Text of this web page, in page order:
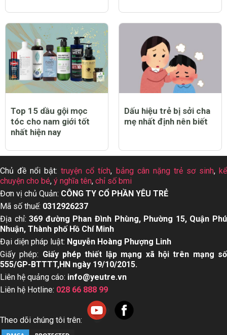
Top 15 dầu gội mọc
tóc cho nam giới tốt
nhất hiện nay
Dấu hiệu trẻ bị sởi cha
mẹ nhất định nên biết
Chủ đề nổi bật:truyện cổ tích, bảng cân nặng trẻ sơ sinh,kể
chuyện cho bé, ý nghĩa tên, chỉ số bmi
Đơn vị chủ Quản: CÔNG TY CỔ PHẦN YÊU TRẺ
Mã số thuế: 0312926237
Địa chỉ:369 đường Phan Đình Phùng, Phường 15, Quận Phú
Nhuận, Thành phố Hồ Chí Minh
Đại diện pháp luật: Nguyễn Hoàng Phượng Linh
Giấy phép: Giấy phép thiết lập mạng xã hội trên mạng số
555/GP-BTTTT,HN ngày 19/10/2015.
Liên hệ quảng cáo: info@yeutre.vn
Liên hệ Hotline: 028 66 888 99
Theo dõi chúng tôi trên: